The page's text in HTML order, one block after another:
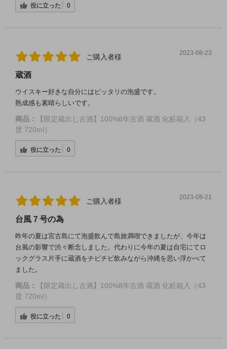
役に立った 0
ご購入者様 2023-08-23
蔵酒
ウイスキー好きな自分にはピッタリの泡盛です。
熟成感も素晴らしいです。
商品：
【限定蔵出し古酒】100%8年古酒 蔵酒 化粧箱入（43
度 720ml）
役に立った 0
ご購入者様 2023-08-21
台風７号の為
昨年の夏は宮古島にて泡盛飲んで島旅満喫できましたが、今年は
台風の影響で渋々断念しました。代わりに今年の夏は自宅にてロ
ックグラス片手に蔵酒をチビチビ飲みながら沖縄を思い浮かべて
ました。
商品：
【限定蔵出し古酒】100%8年古酒 蔵酒 化粧箱入（43
度 720ml）
役に立った 0